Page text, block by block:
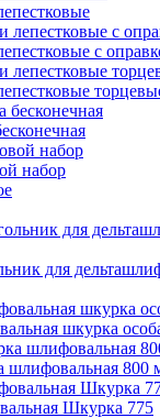
с
набор
для
шкурка
шлифовальная 800
Шкурка 775